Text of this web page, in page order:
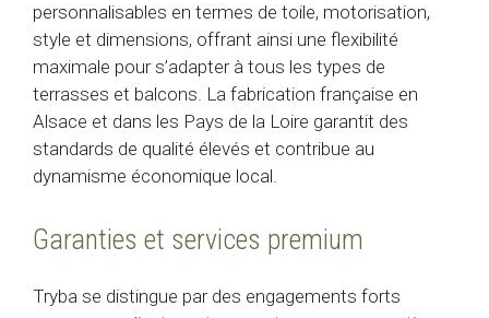
personnalisables en termes de toile, motorisation,
style et dimensions, offrant ainsi une flexibilité
maximale pour s’adapter à tous les types de
terrasses et balcons. La fabrication française en
Alsace et dans les Pays de la Loire garantit des
standards de qualité élevés et contribue au
dynamisme économique local.
Garanties et services premium
Tryba se distingue par des engagements forts